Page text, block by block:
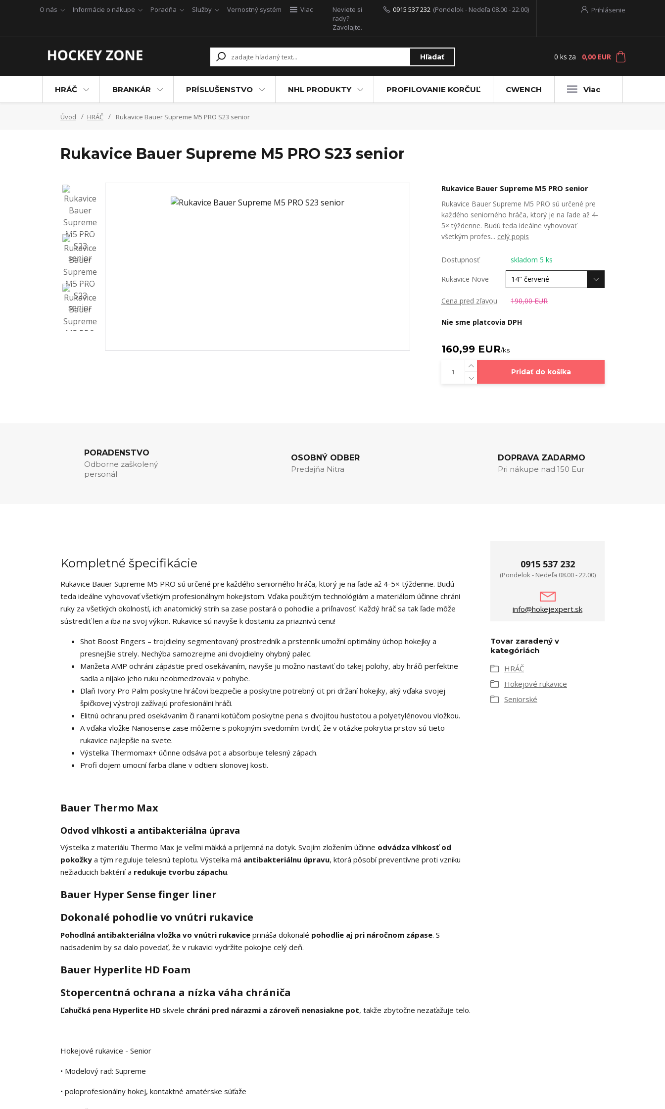
O nás Informácie o nákupe Poradňa Služby Vernostný systém Viac Prihlásenie
Hľadať
Neviete si
rady?
Zavolajte.
0915 537 232 (Pondelok - Nedeľa 08.00 - 22.00)
0 ks za 0,00 EUR
HRÁČ BRANKÁR PRÍSLUŠENSTVO NHL PRODUKTY PROFILOVANIE KORČUĽ CWENCH Viac
Úvod HRÁČ Rukavice Bauer Supreme M5 PRO S23 senior
Rukavice Bauer Supreme M5 PRO S23 senior
Rukavice Bauer Supreme M5 PRO senior
Rukavice Bauer Supreme M5 PRO sú určené pre
každého seniorného hráča, ktorý je na ľade až 4-
5× týždenne. Budú teda ideálne vyhovovať
všetkým profes... celý popis
Dostupnosť skladom 5 ks
Rukavice Nove
Cena pred zľavou 190,00 EUR
Nie sme platcovia DPH
160,99 EUR/ks
Pridať do košíka
PORADENSTVO
Odborne zaškolený
personál
OSOBNÝ ODBER
Predajňa Nitra
DOPRAVA ZADARMO
Pri nákupe nad 150 Eur
Kompletné špecifikácie
Rukavice Bauer Supreme M5 PRO sú určené pre každého seniorného hráča, ktorý je na ľade až 4-5× týždenne. Budú
teda ideálne vyhovovať všetkým profesionálnym hokejistom. Vďaka použitým technológiám a materiálom účinne chráni
ruky za všetkých okolností, ich anatomický strih sa zase postará o pohodlie a priľnavosť. Každý hráč sa tak ľade môže
sústrediť len a iba na svoj výkon. Rukavice sú navyše k dostaniu za priaznivú cenu!
Shot Boost Fingers – trojdielny segmentovaný prostredník a prstenník umožní optimálny úchop hokejky a
presnejšie strely. Nechýba samozrejme ani dvojdielny ohybný palec.
Manžeta AMP ochráni zápästie pred osekávaním, navyše ju možno nastaviť do takej polohy, aby hráči perfektne
sadla a nijako jeho ruku neobmedzovala v pohybe.
Dlaň Ivory Pro Palm poskytne hráčovi bezpečie a poskytne potrebný cit pri držaní hokejky, aký vďaka svojej
špičkovej výstroji zažívajú profesionálni hráči.
Elitnú ochranu pred osekávaním či ranami kotúčom poskytne pena s dvojitou hustotou a polyetylénovou vložkou.
A vďaka vložke Nanosense zase môžeme s pokojným svedomím tvrdiť, že v otázke pokrytia prstov sú tieto
rukavice najlepšie na svete.
Výstelka Thermomax+ účinne odsáva pot a absorbuje telesný zápach.
Profi dojem umocní farba dlane v odtieni slonovej kosti.
Bauer Thermo Max
Odvod vlhkosti a antibakteriálna úprava
Výstelka z materiálu Thermo Max je veľmi mäkká a príjemná na dotyk. Svojím zložením účinne odvádza vlhkosť od
pokožky a tým reguluje telesnú teplotu. Výstelka má antibakteriálnu úpravu, ktorá pôsobí preventívne proti vzniku
nežiaducich baktérií a redukuje tvorbu zápachu.
Bauer Hyper Sense finger liner
Dokonalé pohodlie vo vnútri rukavice
Pohodlná antibakteriálna vložka vo vnútri rukavice prináša dokonalé pohodlie aj pri náročnom zápase. S
nadsadením by sa dalo povedať, že v rukavici vydržíte pokojne celý deň.
Bauer Hyperlite HD Foam
Stopercentná ochrana a nízka váha chrániča
Ľahučká pena Hyperlite HD skvele chráni pred nárazmi a zároveň nenasiakne pot, takže zbytočne nezaťažuje telo.
Hokejové rukavice - Senior
• Modelový rad: Supreme
• poloprofesionálny hokej, kontaktné amatérske súťaže
0915 537 232
(Pondelok - Nedeľa 08.00 - 22.00)
info@hokejexpert.sk
Tovar zaradený v
kategóriách
HRÁČ
Hokejové rukavice
Seniorské